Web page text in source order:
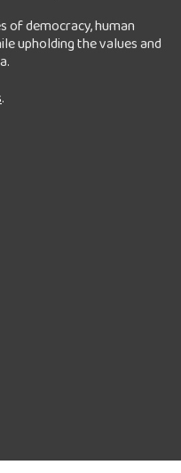
of democracy, human
upholding the values and
.